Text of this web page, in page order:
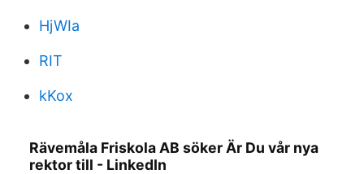
HjWIa
RIT
kKox
Rävemåla Friskola AB söker Är Du vår nya
rektor till - LinkedIn